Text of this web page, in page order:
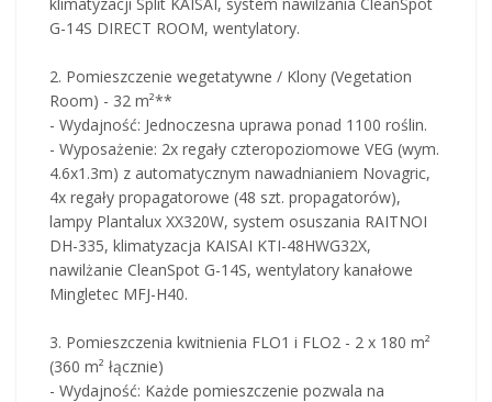
G-14S DIRECT ROOM, wentylatory.
2. Pomieszczenie wegetatywne / Klony (Vegetation
Room) - 32 m²**
- Wydajność: Jednoczesna uprawa ponad 1100 roślin.
- Wyposażenie: 2x regały czteropoziomowe VEG (wym.
4.6x1.3m) z automatycznym nawadnianiem Novagric,
4x regały propagatorowe (48 szt. propagatorów),
lampy Plantalux XX320W, system osuszania RAITNOI
DH-335, klimatyzacja KAISAI KTI-48HWG32X,
nawilżanie CleanSpot G-14S, wentylatory kanałowe
Mingletec MFJ-H40.
3. Pomieszczenia kwitnienia FLO1 i FLO2 - 2 x 180 m²
(360 m² łącznie)
- Wydajność: Każde pomieszczenie pozwala na